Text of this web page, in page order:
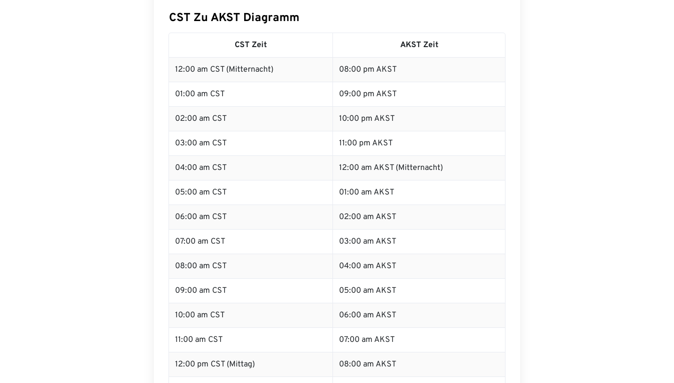
CST Zu AKST Diagramm
CST Zeit AKST Zeit
12:00 am CST (Mitternacht) 08:00 pm AKST
01:00 am CST 09:00 pm AKST
02:00 am CST 10:00 pm AKST
03:00 am CST 11:00 pm AKST
04:00 am CST 12:00 am AKST (Mitternacht)
05:00 am CST 01:00 am AKST
06:00 am CST 02:00 am AKST
07:00 am CST 03:00 am AKST
08:00 am CST 04:00 am AKST
09:00 am CST 05:00 am AKST
10:00 am CST 06:00 am AKST
11:00 am CST 07:00 am AKST
12:00 pm CST (Mittag) 08:00 am AKST